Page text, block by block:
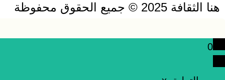
هنا الثقافة 2025 © جميع الحقوق محفوظة
0